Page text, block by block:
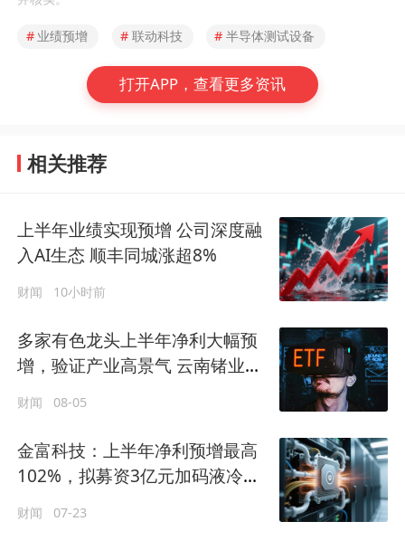
# 业绩预增 # 联动科技 # 半导体测试设备
打开APP，查看更多资讯
相关推荐
上半年业绩实现预增 公司深度融
入AI生态 顺丰同城涨超8%
财闻 10小时前
多家有色龙头上半年净利大幅预
增，验证产业高景气 云南锗业涨
财闻 08-05
金富科技：上半年净利预增最高
102%，拟募资3亿元加码液冷产
财闻 07-23